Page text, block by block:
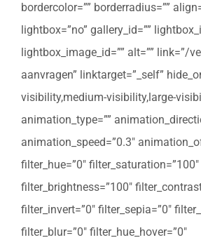
bordercolor=”” borderradius=””
lightbox=”no” gallery_id=””
lightbox_image_id=”” alt=”” link=”/
aanvragen” linktarget=”_self”
visibility,medium-visibility,large-
animation_type=””
animation_speed=”0.3″
filter_hue=”0″ filter_saturation=”100″
filter_brightness=”100″
filter_invert=”0″ filter_sepia=”0″
filter_blur=”0″ filter_hue_hover=”0″